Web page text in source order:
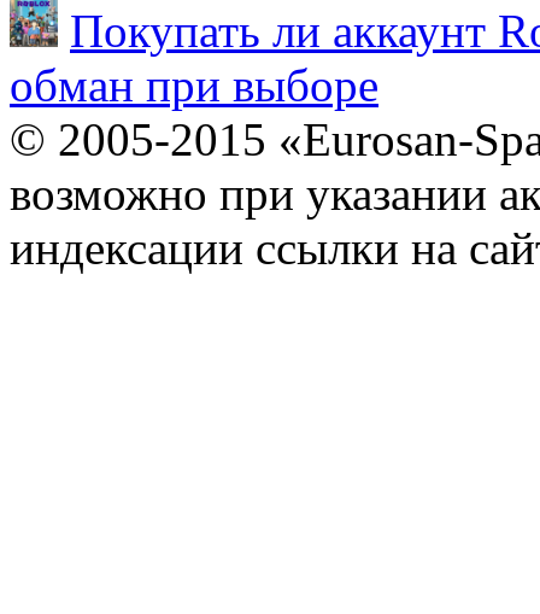
Покупать ли аккаунт
обман при выборе
© 2005-2015 «Eurosan-
возможно при указании
индексации ссылки на